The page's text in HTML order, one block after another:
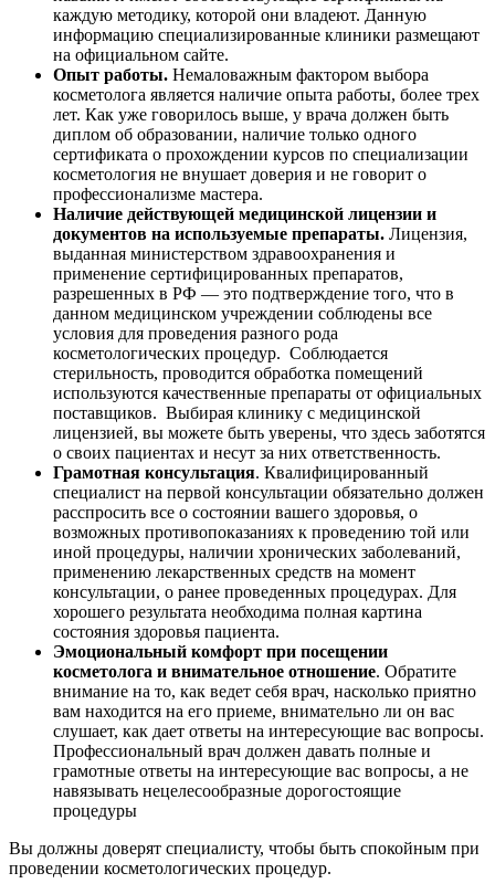
каждую методику, которой они владеют. Данную
информацию специализированные клиники размещают
на официальном сайте.
Опыт работы. Немаловажным фактором выбора
косметолога является наличие опыта работы, более трех
лет. Как уже говорилось выше, у врача должен быть
диплом об образовании, наличие только одного
сертификата о прохождении курсов по специализации
косметология не внушает доверия и не говорит о
профессионализме мастера.
Наличие действующей медицинской лицензии и
документов на используемые препараты. Лицензия,
выданная министерством здравоохранения и
применение сертифицированных препаратов,
разрешенных в РФ — это подтверждение того, что в
данном медицинском учреждении соблюдены все
условия для проведения разного рода
косметологических процедур. Соблюдается
стерильность, проводится обработка помещений
используются качественные препараты от официальных
поставщиков. Выбирая клинику с медицинской
лицензией, вы можете быть уверены, что здесь заботятся
о своих пациентах и несут за них ответственность.
Грамотная консультация. Квалифицированный
специалист на первой консультации обязательно должен
расспросить все о состоянии вашего здоровья, о
возможных противопоказаниях к проведению той или
иной процедуры, наличии хронических заболеваний,
применению лекарственных средств на момент
консультации, о ранее проведенных процедурах. Для
хорошего результата необходима полная картина
состояния здоровья пациента.
Эмоциональный комфорт при посещении
косметолога и внимательное отношение. Обратите
внимание на то, как ведет себя врач, насколько приятно
вам находится на его приеме, внимательно ли он вас
слушает, как дает ответы на интересующие вас вопросы.
Профессиональный врач должен давать полные и
грамотные ответы на интересующие вас вопросы, а не
навязывать нецелесообразные дорогостоящие
процедуры
Вы должны доверят специалисту, чтобы быть спокойным при
проведении косметологических процедур.